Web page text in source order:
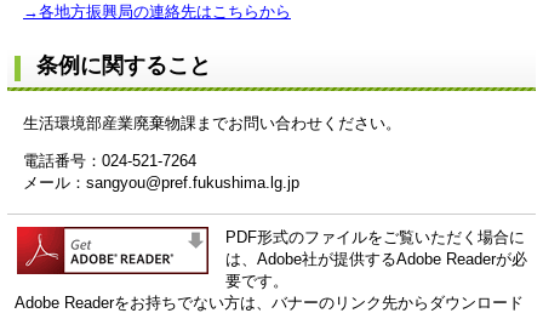
→各地方振興局の連絡先はこちらから
条例に関すること
生活環境部産業廃棄物課までお問い合わせください。
電話番号：024-521-7264
メール：sangyou@pref.fukushima.lg.jp
PDF形式のファイルをご覧いただく場合に
は、Adobe社が提供するAdobe Readerが必
要です。
Adobe Readerをお持ちでない方は、バナーのリンク先からダウンロード